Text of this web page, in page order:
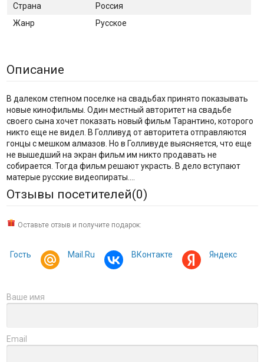
Страна
Россия
Жанр
Русское
Описание
В далеком степном поселке на свадьбах принято показывать
новые кинофильмы. Один местный авторитет на свадьбе
своего сына хочет показать новый фильм Тарантино, которого
никто еще не видел. В Голливуд от авторитета отправляются
гонцы с мешком алмазов. Но в Голливуде выясняется, что еще
не вышедший на экран фильм им никто продавать не
собирается. Тогда фильм решают украсть. В дело вступают
матерые русские видеопираты….
Отзывы посетителей(0)
Оставьте отзыв и получите подарок:
Гость Mail.Ru ВКонтакте Яндекс
Ваше имя
Email